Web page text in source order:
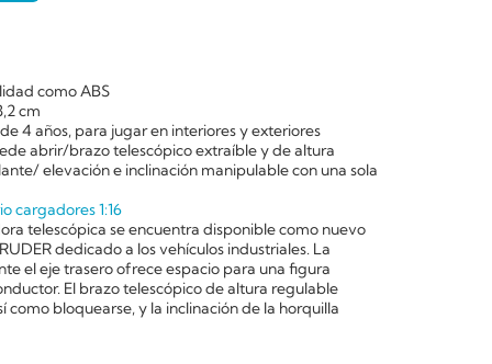
como ABS
cm
4 años, para jugar en interiores y exteriores
abrir/brazo telescópico extraíble y de altura
elevación e inclinación manipulable con una sola
cargadores 1:16
telescópica se encuentra disponible como nuevo
dedicado a los vehículos industriales. La
el eje trasero ofrece espacio para una figura
El brazo telescópico de altura regulable
como bloquearse, y la inclinación de la horquilla